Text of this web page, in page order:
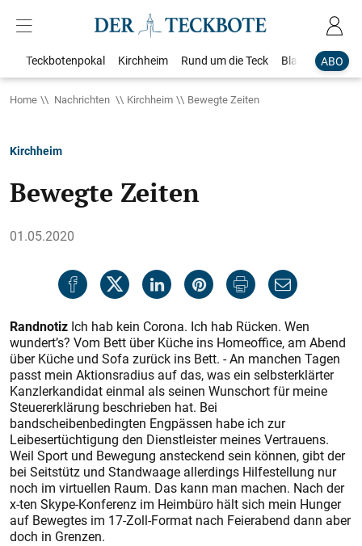
ABO
Teckbotenpokal Kirchheim Rund um die Teck Blaulicht
Home Nachrichten Kirchheim Bewegte Zeiten
Kirchheim
Bewegte Zeiten
01.05.2020
Randnotiz Ich hab kein Corona. Ich hab Rücken. Wen
wundert’s? Vom Bett über Küche ins Homeoffice, am Abend
über Küche und Sofa zurück ins Bett. - An manchen Tagen
passt mein Aktionsradius auf das, was ein selbsterklärter
Kanzlerkandidat einmal als seinen Wunschort für meine
Steuererklärung beschrieben hat. Bei
bandscheibenbedingten Engpässen habe ich zur
Leibesertüchtigung den Dienstleister meines Vertrauens.
Weil Sport und Bewegung ansteckend sein können, gibt der
bei Seitstütz und Standwaage allerdings Hilfestellung nur
noch im virtuellen Raum. Das kann man machen. Nach der
x-ten Skype-Konferenz im Heimbüro hält sich mein Hunger
auf Bewegtes im 17-Zoll-Format nach Feier­abend dann aber
doch in Grenzen.